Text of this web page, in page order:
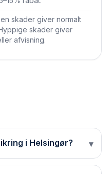
skader giver normalt
skader giver
afvisning.
i Helsingør? ▾